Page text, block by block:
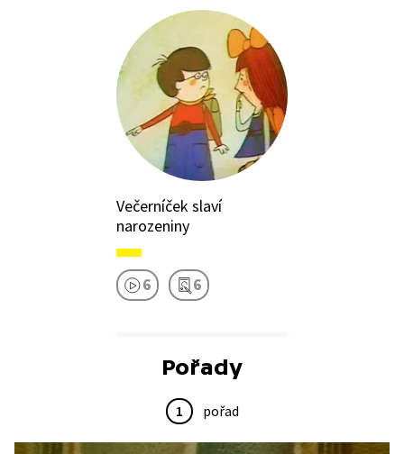
Večerníček slaví
narozeniny
6 6
Pořady
1 pořad